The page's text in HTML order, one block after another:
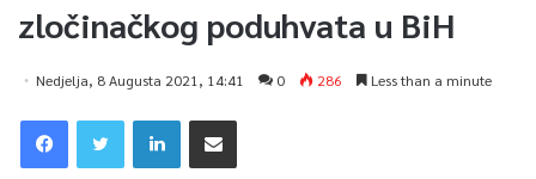
zločinačkog poduhvata u BiH
Nedjelja, 8 Augusta 2021, 14:41 0 286 Less than a minute